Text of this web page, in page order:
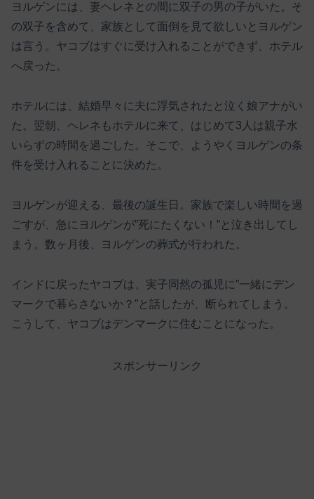
ヨルゲンには、妻ヘレネとの間に双子の男の子がいた。そ
の双子を含めて、家族として面倒を見て欲しいとヨルゲン
は言う。ヤコブはすぐに受け入れることができず、ホテル
へ戻った。
ホテルには、結婚早々に夫に浮気されたと泣く娘アナがい
た。翌朝、ヘレネもホテルに来て、はじめて3人は親子水
いらずの時間を過ごした。そこで、ようやくヨルゲンの条
件を受け入れることに決めた。
ヨルゲンが迎える、最後の誕生日。家族で楽しい時間を過
ごすが、急にヨルゲンが”死にたくない！”と泣き出してし
まう。数ヶ月後、ヨルゲンの葬式が行われた。
インドに戻ったヤコブは、実子同然の孤児に”一緒にデン
マークで暮らさないか？”と話したが、断られてしまう。
こうして、ヤコブはデンマークに住むことになった。
スポンサーリンク